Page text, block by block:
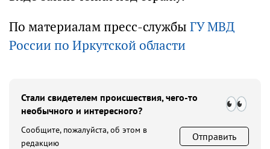
По материалам пресс-службы ГУ МВД
России по Иркутской области
Стали свидетелем происшествия, чего-то
необычного и интересного?
Сообщите, пожалуйста, об этом в
редакцию
Отправить